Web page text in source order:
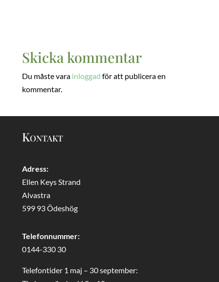
Skicka kommentar
Du måste vara inloggad för att publicera en
kommentar.
Kontakt
Adress:
Ellen Keys Strand
Alvastra
599 93 Ödeshög
Telefonnummer:
0144-330 30
Telefontider 1 maj – 30 september: